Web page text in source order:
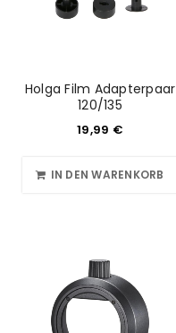
Holga Film Adapterpaar
120/135
19,99 €
IN DEN WARENKORB